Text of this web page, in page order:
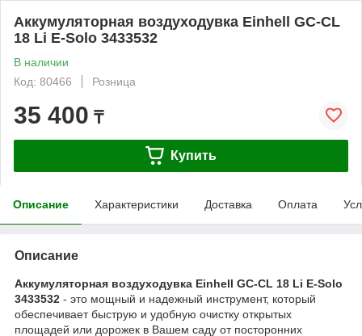
Аккумуляторная воздуходувка Einhell GC-CL
18 Li E-Solo 3433532
В наличии
Код: 80466
Розница
35 400 ₸
Купить
Описание Характеристики Доставка Оплата
Описание
Аккумуляторная воздуходувка Einhell GC-CL 18 Li E-Solo
3433532 - это мощный и надежный инструмент, который
обеспечивает быструю и удобную очистку открытых
площадей или дорожек в Вашем саду от посторонних